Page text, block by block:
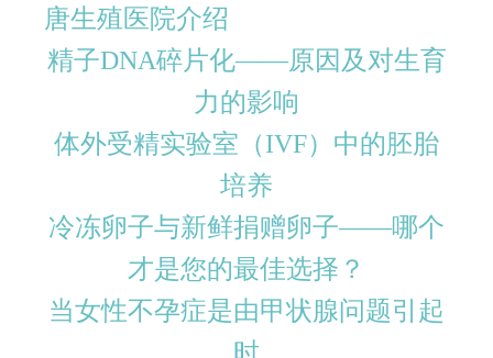
唐生殖医院介绍
精子DNA碎片化——原因及对生育
力的影响
体外受精实验室（IVF）中的胚胎
培养
冷冻卵子与新鲜捐赠卵子——哪个
才是您的最佳选择？
当女性不孕症是由甲状腺问题引起